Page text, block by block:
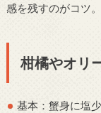
感を残すのがコツ。
柑橘やオリ
基本：蟹身に塩